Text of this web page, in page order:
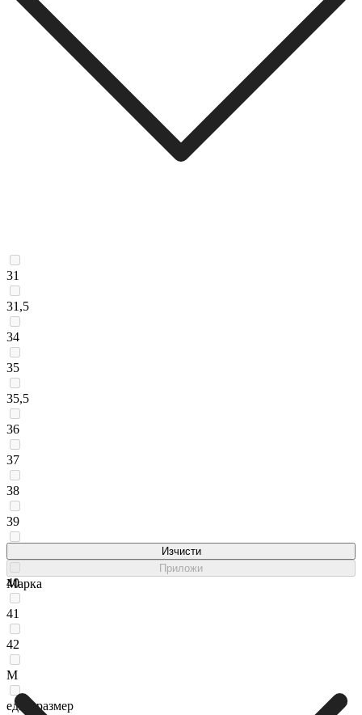
31
31,5
34
35
35,5
36
37
38
39
40
41
42
M
един размер
Изчисти
Приложи
Марка